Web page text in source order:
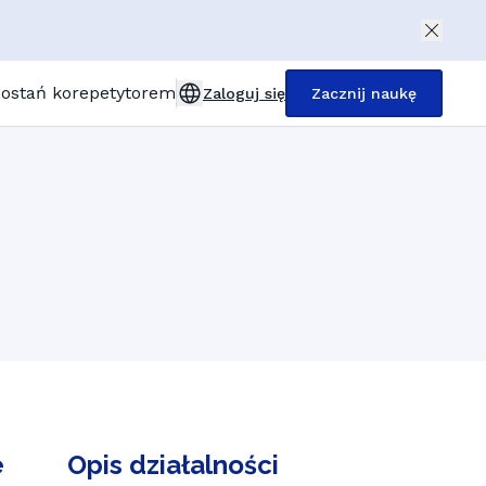
korepetytorem Zaloguj się Zacznij naukę
Opis działalności